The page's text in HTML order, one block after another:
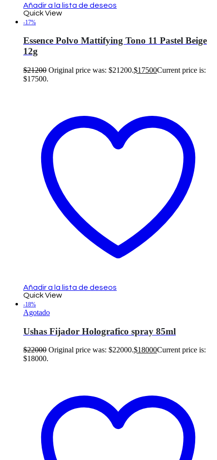
Añadir a la lista de deseos
Quick View
-17%
Essence Polvo Mattifying Tono 11 Pastel Beige
12g
$21200 Original price was: $21200.$17500Current price is:
$17500.
Añadir a la lista de deseos
Quick View
-18%
Agotado
Ushas Fijador Holografico spray 85ml
$22000 Original price was: $22000.$18000Current price is:
$18000.